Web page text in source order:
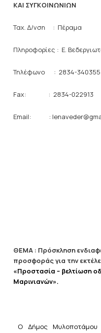
ΚΑΙ ΣΥΓΚΟΙΝΩΝΙΩΝ
Ταχ. Δ/νση : Πέραμα
Πληροφορίες : Ε.
Τηλέφωνο : 2834-340355
Fax: : 2834-022913
Email: : lenaveder@
ΘΕΜΑ : Πρόσκληση
προσφοράς για την
«Προστασία – βελτίωση
Μαρινιανών».
Ο Δήμος Μυλοποτάμου